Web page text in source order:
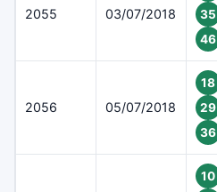
2055 03/07/2018
35
46
2056 05/07/2018
18
29
36
10